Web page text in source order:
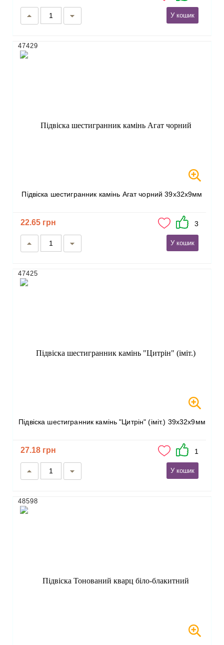
У кошик
Підвіска шестигранник камінь Агат чорний 39х32х9мм
47429
22.65 грн 3
У кошик
Підвіска шестигранник камінь "Цитрін" (іміт.) 39х32х9мм
47425
27.18 грн 1
У кошик
48598